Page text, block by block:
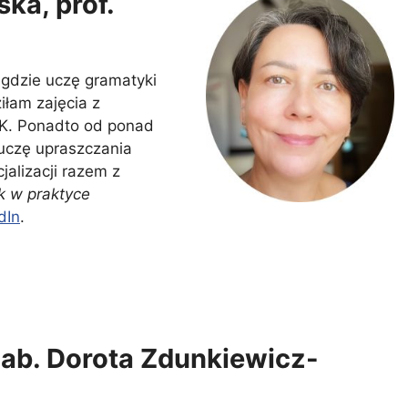
uczę gramatyki
zajęcia z
Ponadto od ponad
upraszczania
razem z
w praktyce
.
Dorota Zdunkiewicz-